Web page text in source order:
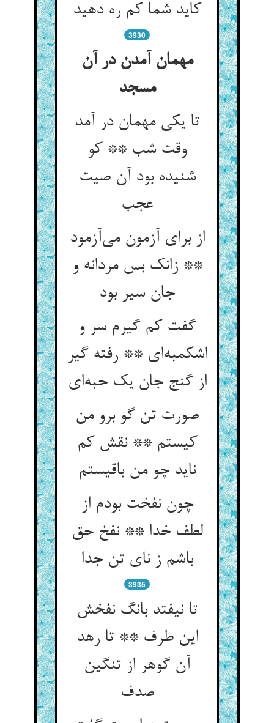
کاید شما کم ره دهید
3930
مهمان آمدن در آن
مسجد
تا یکی مهمان در آمد
وقت شب ** کو
شنیده بود آن صیت
عجب
از برای آزمون می‌آزمود
** زانک بس مردانه و
جان سیر بود
گفت کم گیرم سر و
اشکمبه‌ای ** رفته گیر
از گنج جان یک حبه‌ای
صورت تن گو برو من
کیستم ** نقش کم
ناید چو من باقیستم
چون نفخت بودم از
لطف خدا ** نفخ حق
باشم ز نای تن جدا
3935
تا نیفتد بانگ نفخش
این طرف ** تا رهد
آن گوهر از تنگین
صدف